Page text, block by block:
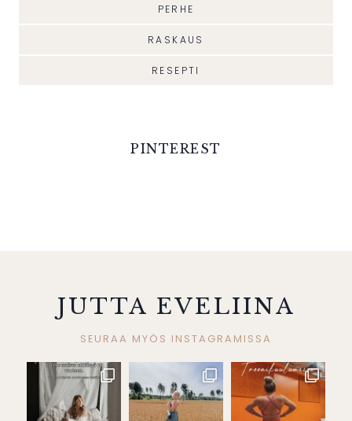
PERHE
RASKAUS
RESEPTI
PINTEREST
JUTTA EVELIINA
SEURAA MYÖS INSTAGRAMISSA